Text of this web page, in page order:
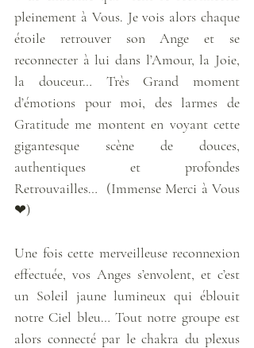
pleinement à Vous. Je vois alors chaque
étoile retrouver son Ange et se
reconnecter à lui dans l’Amour, la Joie,
la douceur… Très Grand moment
d’émotions pour moi, des larmes de
Gratitude me montent en voyant cette
gigantesque scène de douces,
authentiques et profondes
Retrouvailles…  (Immense Merci à Vous
❤)
Une fois cette merveilleuse reconnexion
effectuée, vos Anges s’envolent, et c’est
un Soleil jaune lumineux qui éblouit
notre Ciel bleu… Tout notre groupe est
alors connecté par le chakra du plexus